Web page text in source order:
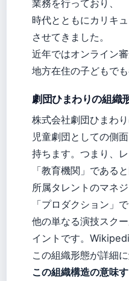
業務を行っており、
時代とともにカリキ
させてきました。
近年ではオンライン審
地方在住の子どもで
劇団ひまわりの組織
株式会社劇団ひまわり
児童劇団としての側
持ちます。つまり、
「教育機関」であると
所属タレントのマネ
「プロダクション」
他の単なる演技スク
イントです。
この組織形態が詳細
この組織構造の意味